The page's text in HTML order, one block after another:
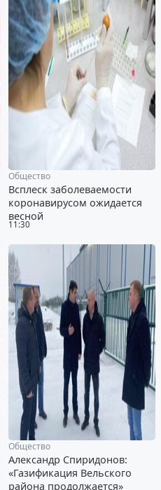
11:30
Общество
Всплеск заболеваемости
коронавирусом ожидается
весной
Общество
Александр Спиридонов:
«Газификация Вельского
района продолжается»